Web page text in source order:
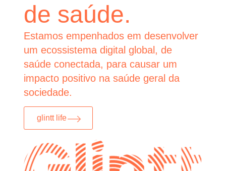
de saúde.
Estamos empenhados em desenvolver
um ecossistema digital global, de
saúde conectada, para causar um
impacto positivo na saúde geral da
sociedade.
glintt life